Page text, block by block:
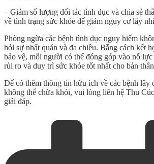
– Giảm số lượng đối tác tình dục và chia sẻ
về tình trạng sức khỏe để giảm nguy cơ lây
Phòng ngừa các bệnh tình dục nguy hiểm
hỏi sự nhất quán và đa chiều. Bằng cách kết
bảo vệ, mỗi người có thể đóng góp vào nỗ
rủi ro và duy trì sức khỏe tốt nhất cho bản
Để có thêm thông tin hữu ích về các bệnh lây
không thể chữa khỏi, vui lòng liên hệ Thu
giải đáp.